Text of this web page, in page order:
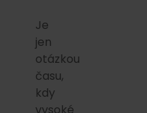
Je
jen
otázkou
času,
kdy